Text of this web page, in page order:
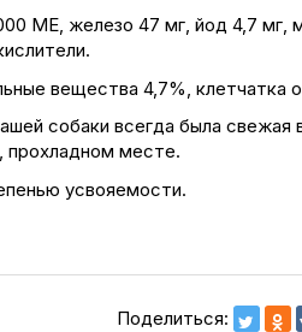
ME, железо 47 мг, йод 4,7
вещества 4,7%, клетчатка
собаки всегда была свежая
прохладном месте.
усвояемости.
Поделиться: